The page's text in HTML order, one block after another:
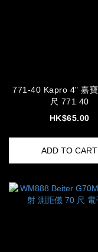
771-40 Kapro 4" 嘉寶 平水尺
尺 771 40
HK$65.00
ADD TO CART